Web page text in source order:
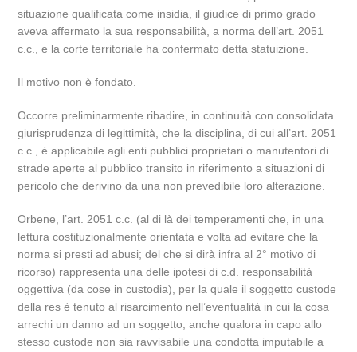
situazione qualificata come insidia, il giudice di primo grado
aveva affermato la sua responsabilità, a norma dell’art. 2051
c.c., e la corte territoriale ha confermato detta statuizione.
Il motivo non è fondato.
Occorre preliminarmente ribadire, in continuità con consolidata
giurisprudenza di legittimità, che la disciplina, di cui all’art. 2051
c.c., è applicabile agli enti pubblici proprietari o manutentori di
strade aperte al pubblico transito in riferimento a situazioni di
pericolo che derivino da una non prevedibile loro alterazione.
Orbene, l’art. 2051 c.c. (al di là dei temperamenti che, in una
lettura costituzionalmente orientata e volta ad evitare che la
norma si presti ad abusi; del che si dirà infra al 2° motivo di
ricorso) rappresenta una delle ipotesi di c.d. responsabilità
oggettiva (da cose in custodia), per la quale il soggetto custode
della res è tenuto al risarcimento nell’eventualità in cui la cosa
arrechi un danno ad un soggetto, anche qualora in capo allo
stesso custode non sia ravvisabile una condotta imputabile a